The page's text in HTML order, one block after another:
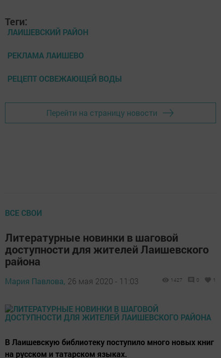
Теги:
ЛАИШЕВСКИЙ РАЙОН
РЕКЛАМА ЛАИШЕВО
РЕЦЕПТ ОСВЕЖАЮЩЕЙ ВОДЫ
Перейти на страницу новости
ВСЕ СВОИ
Литературные новинки в шаговой
доступности для жителей Лаишевского
района
Мария Павлова, 26 мая 2020 - 11:03 1427 0 1
В Лаишевскую библиотеку поступило много новых книг
на русском и татарском языках.